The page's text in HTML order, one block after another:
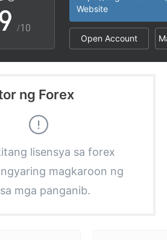
/10
Website
Open Account
ng Forex
lisensya sa forex
magkaroon ng
mga panganib.